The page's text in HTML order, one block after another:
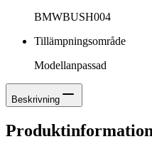
BMWBUSH004
Tillämpningsområde
Modellanpassad
Beskrivning